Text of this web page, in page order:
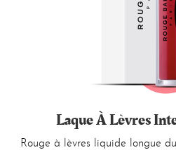
Laque À Lèvres
Rouge à lèvres liquide longue